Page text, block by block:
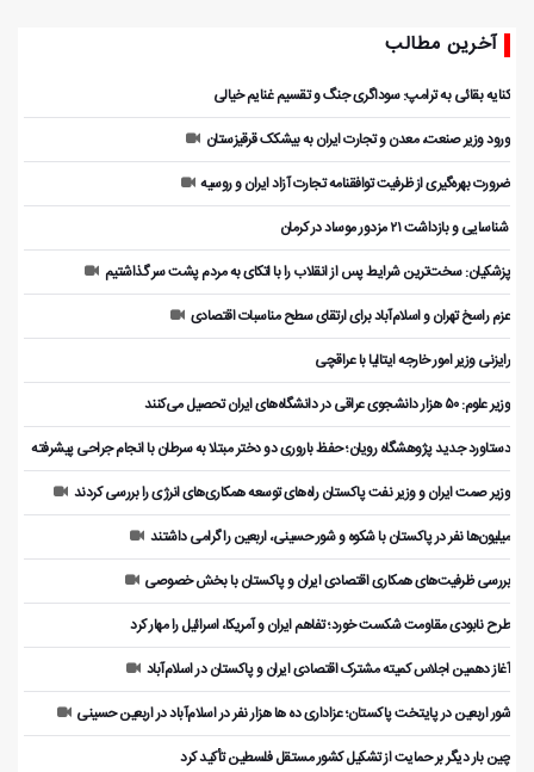
آخرین مطالب
کنایه بقائی به ترامپ: سوداگری جنگ و تقسیم غنایم خیالی
ورود وزیر صنعت، معدن و تجارت ایران به بیشکک قرقیزستان
ضرورت بهره‌گیری از ظرفیت توافقنامه تجارت آزاد ایران و روسیه
️ شناسایی و بازداشت ۲۱ مزدور موساد در کرمان
پزشکیان: سخت‌ترین شرایط پس از انقلاب را با اتکای به مردم پشت سر گذاشتیم
عزم راسخ تهران و اسلام‌آباد برای ارتقای سطح مناسبات اقتصادی
رایزنی وزیر امور خارجه ایتالیا با عراقچی
وزیر علوم: ۵۰ هزار دانشجوی عراقی در دانشگاه‌های ایران تحصیل می‌کنند
دستاورد جدید پژوهشگاه رویان؛ حفظ باروری دو دختر مبتلا به سرطان با انجام جراحی پیشرفته
وزیر صمت ایران و وزیر نفت پاکستان راه‌های توسعه همکاری‌های انرژی را بررسی کردند
میلیون‌ها نفر در پاکستان با شکوه و شور حسینی، اربعین را گرامی داشتند
بررسی ظرفیت‌های همکاری اقتصادی ایران و پاکستان با بخش خصوصی
طرح نابودی مقاومت شکست خورد؛ تفاهم ایران و آمریکا، اسرائیل را مهار کرد
آغاز دهمین اجلاس کمیته مشترک اقتصادی ایران و پاکستان در اسلام‌آباد
شور اربعین در پایتخت پاکستان؛ عزاداری ده ها هزار نفر در اسلام‌آباد در اربعین حسینی
چین بار دیگر بر حمایت از تشکیل کشور مستقل فلسطین تأکید کرد